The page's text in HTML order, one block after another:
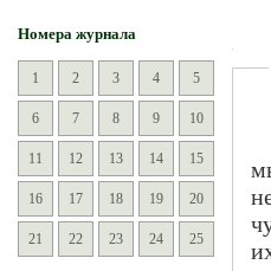
Номера журнала
1 2 3 4 5
6 7 8 9 10
11 12 13 14 15
16 17 18 19 20
21 22 23 24 25